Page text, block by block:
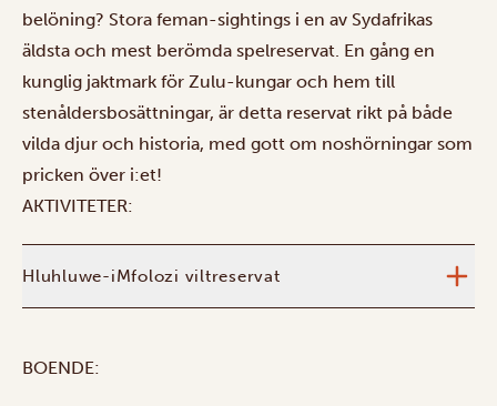
belöning? Stora feman-sightings i en av Sydafrikas
äldsta och mest berömda spelreservat. En gång en
kunglig jaktmark för Zulu-kungar och hem till
stenåldersbosättningar, är detta reservat rikt på både
vilda djur och historia, med gott om noshörningar som
pricken över i:et!
AKTIVITETER:
Hluhluwe-iMfolozi viltreservat
BOENDE: